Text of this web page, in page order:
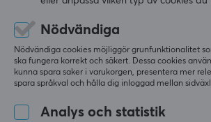
GARANTI
Producentens garanti
0.0
5
2
Nödvändiga
Nödvändiga cookies möjliggör grunfunktionalitet
ska fungera korrekt och säkert. Dessa cookies
kunna spara saker i varukorgen, presentera mer
spara språkval och hålla dig inloggad mellan
Analys och statistik